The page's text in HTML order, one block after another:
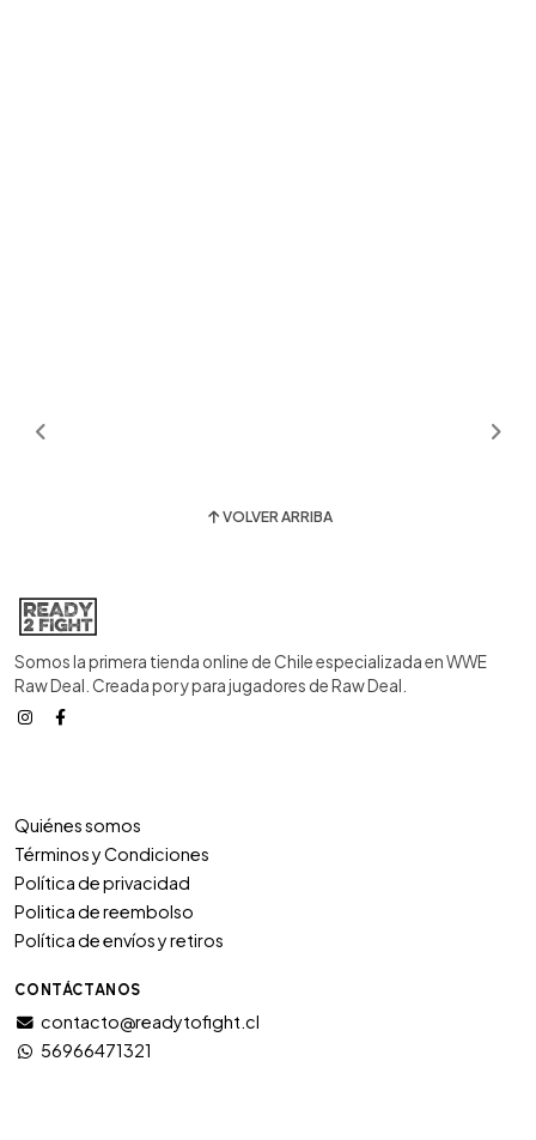
VOLVER ARRIBA
Somos la primera tienda online de Chile especializada en WWE
Raw Deal. Creada por y para jugadores de Raw Deal.
Quiénes somos
Términos y Condiciones
Política de privacidad
Politica de reembolso
Política de envíos y retiros
CONTÁCTANOS
contacto@readytofight.cl
56966471321